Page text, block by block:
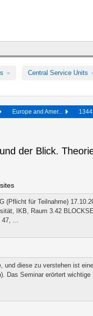
Central Service Units
Europe and Amer...
der Blick.
(Pflicht für Teilnahme)
IKB, Raum 3.42
...
und diese zu verstehen ist
Das Seminar erörtert